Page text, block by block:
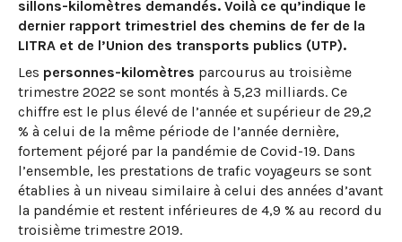
sillons-kilomètres demandés. Voilà ce qu’indique le
dernier rapport trimestriel des chemins de fer de la
LITRA et de l’Union des transports publics (UTP).
Les personnes-kilomètres parcourus au troisième
trimestre 2022 se sont montés à 5,23 milliards. Ce
chiffre est le plus élevé de l’année et supérieur de 29,2
% à celui de la même période de l’année dernière,
fortement péjoré par la pandémie de Covid-19. Dans
l’ensemble, les prestations de trafic voyageurs se sont
établies à un niveau similaire à celui des années d’avant
la pandémie et restent inférieures de 4,9 % au record du
troisième trimestre 2019.